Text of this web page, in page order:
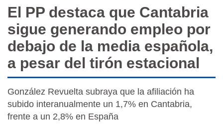
El PP destaca que Cantabria
sigue generando empleo por
debajo de la media española,
a pesar del tirón estacional
González Revuelta subraya que la afiliación ha
subido interanualmente un 1,7% en Cantabria,
frente a un 2,8% en España